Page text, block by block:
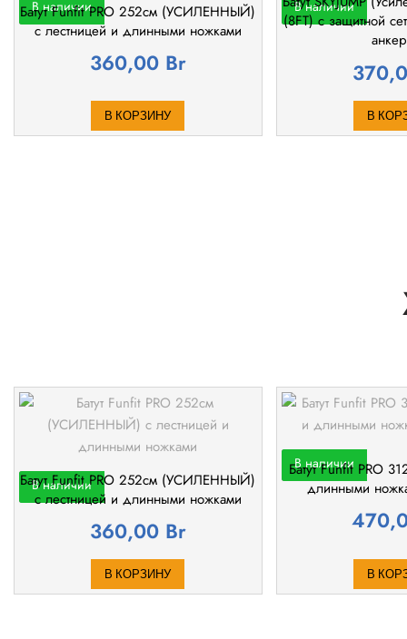
В наличии
Батут Funfit PRO 252см (УСИЛЕННЫЙ)
с лестницей и длинными ножками
360,00 Br
В КОРЗИНУ
В наличии
(8FT) с защитной
В
В наличии
Батут Funfit PRO 252см (УСИЛЕННЫЙ)
с лестницей и длинными ножками
360,00 Br
В КОРЗИНУ
В наличии
Батут Funfit PRO
длинными
В